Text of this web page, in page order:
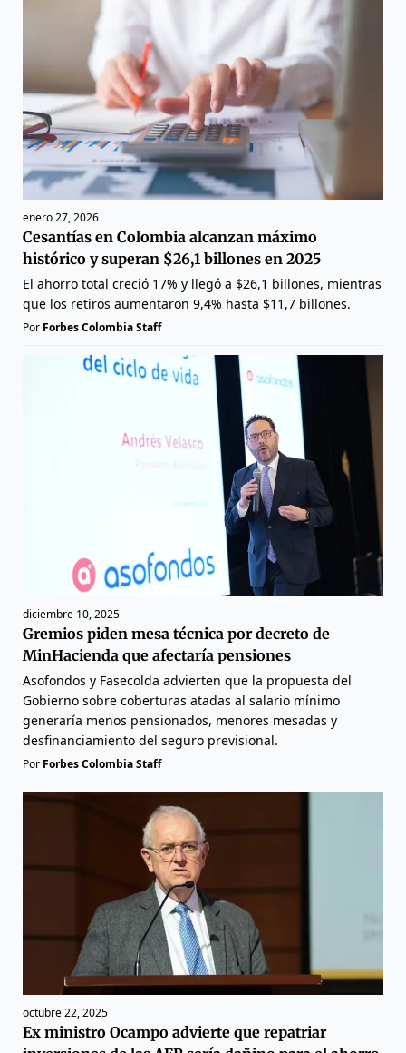
enero 27, 2026
Cesantías en Colombia alcanzan máximo
histórico y superan $26,1 billones en 2025
El ahorro total creció 17% y llegó a $26,1 billones, mientras
que los retiros aumentaron 9,4% hasta $11,7 billones.
Por Forbes Colombia Staff
diciembre 10, 2025
Gremios piden mesa técnica por decreto de
MinHacienda que afectaría pensiones
Asofondos y Fasecolda advierten que la propuesta del
Gobierno sobre coberturas atadas al salario mínimo
generaría menos pensionados, menores mesadas y
desfinanciamiento del seguro previsional.
Por Forbes Colombia Staff
octubre 22, 2025
Ex ministro Ocampo advierte que repatriar